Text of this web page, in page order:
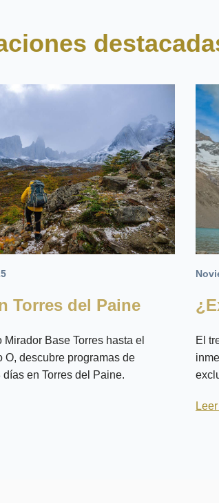
Torres del Paine
Base Torres hasta el
O, descubre programas de
en Torres del Paine.
El